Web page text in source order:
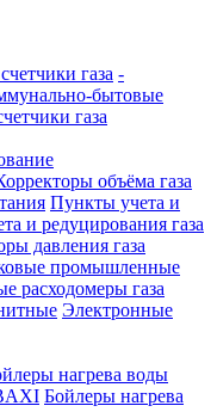
газа -
бытовые
газа
объёма газа
Пункты учета и
и редуцирования газа
давления газа
промышленные
расходомеры газа
Электронные
нагрева воды
Бойлеры нагрева